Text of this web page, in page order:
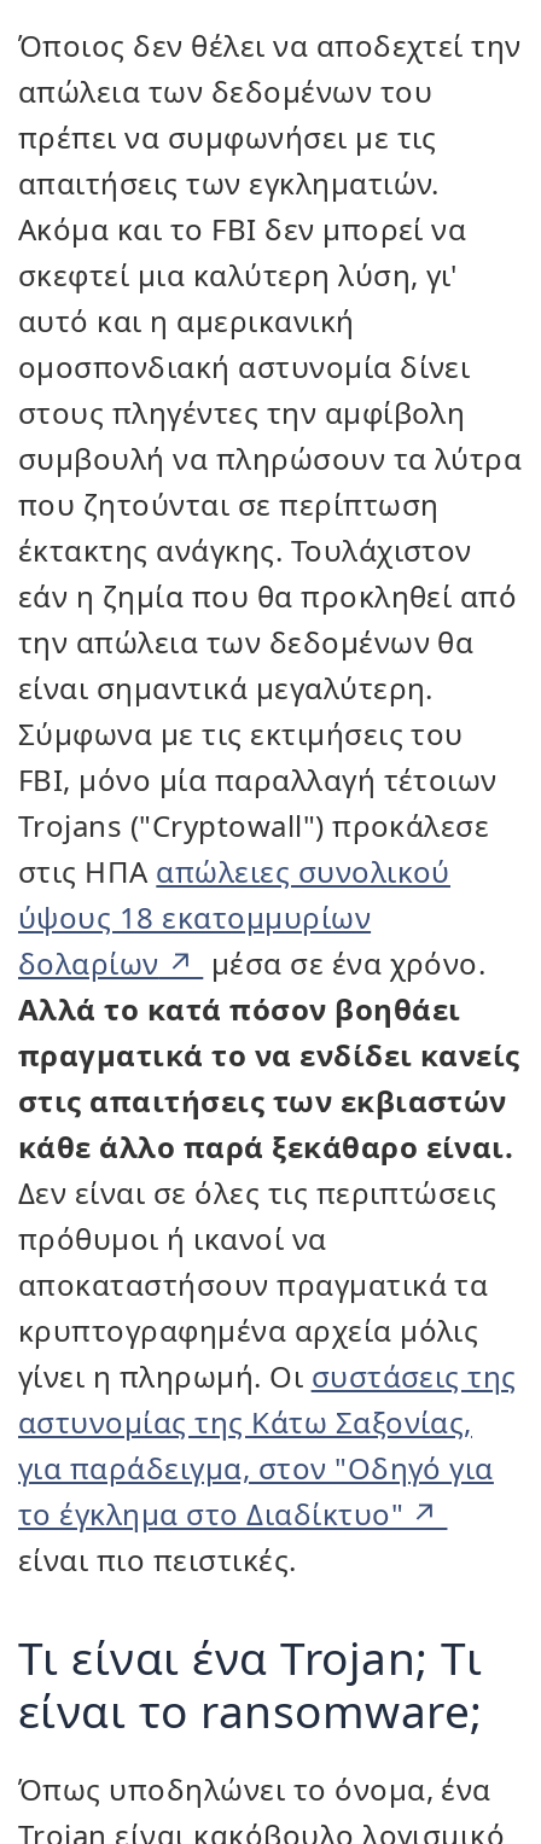
Όποιος δεν θέλει να αποδεχτεί την
απώλεια των δεδομένων του
πρέπει να συμφωνήσει με τις
απαιτήσεις των εγκληματιών.
Ακόμα και το FBI δεν μπορεί να
σκεφτεί μια καλύτερη λύση, γι'
αυτό και η αμερικανική
ομοσπονδιακή αστυνομία δίνει
στους πληγέντες την αμφίβολη
συμβουλή να πληρώσουν τα λύτρα
που ζητούνται σε περίπτωση
έκτακτης ανάγκης. Τουλάχιστον
εάν η ζημία που θα προκληθεί από
την απώλεια των δεδομένων θα
είναι σημαντικά μεγαλύτερη.
Σύμφωνα με τις εκτιμήσεις του
FBI, μόνο μία παραλλαγή τέτοιων
Trojans ("Cryptowall") προκάλεσε
στις ΗΠΑ απώλειες συνολικού
ύψους 18 εκατομμυρίων
δολαρίων
μέσα σε ένα χρόνο.
Αλλά το κατά πόσον βοηθάει
πραγματικά το να ενδίδει κανείς
στις απαιτήσεις των εκβιαστών
κάθε άλλο παρά ξεκάθαρο είναι.
Δεν είναι σε όλες τις περιπτώσεις
πρόθυμοι ή ικανοί να
αποκαταστήσουν πραγματικά τα
κρυπτογραφημένα αρχεία μόλις
γίνει η πληρωμή. Οι συστάσεις της
αστυνομίας της Κάτω Σαξονίας,
για παράδειγμα, στον "Οδηγό για
το έγκλημα στο Διαδίκτυο"
είναι πιο πειστικές.
Τι είναι ένα Trojan; Τι
είναι το ransomware;
Όπως υποδηλώνει το όνομα, ένα
Trojan είναι κακόβουλο λογισμικό